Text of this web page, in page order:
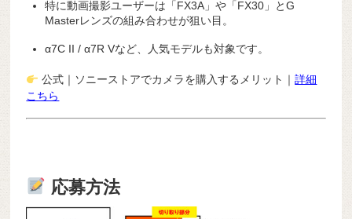
特に動画撮影ユーザーは「FX3A」や「FX30」とG
Masterレンズの組み合わせが狙い目。
α7C II / α7R Vなど、人気モデルも対象です。
公式｜ソニーストアでカメラを購入するメリット｜詳細
こちら
応募方法